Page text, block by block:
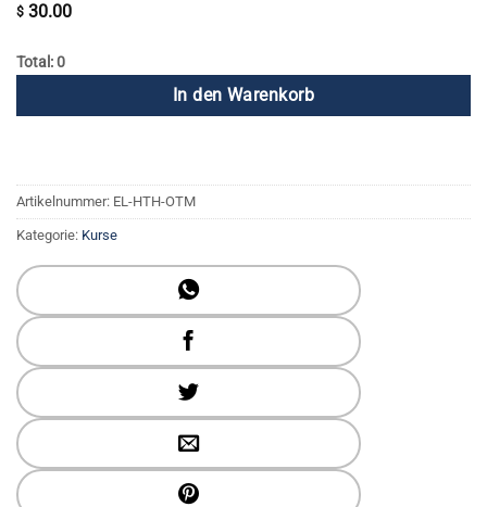
$ 30.00
Total: 0
In den Warenkorb
Artikelnummer: EL-HTH-OTM
Kategorie: Kurse